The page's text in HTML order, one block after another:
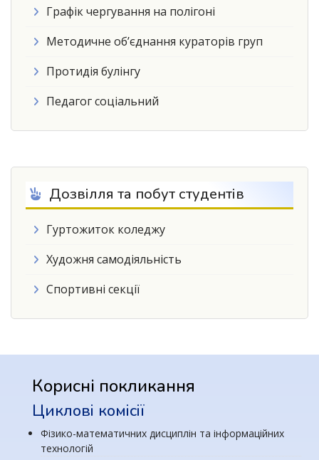
Графік чергування на полігоні
Методичне об’єднання кураторів груп
Протидія булінгу
Педагог соціальний
Дозвілля та побут студентів
Гуртожиток коледжу
Художня самодіяльність
Спортивні секції
Корисні покликання
Циклові комісії
Фізико-математичних дисциплін та інформаційних
технологій